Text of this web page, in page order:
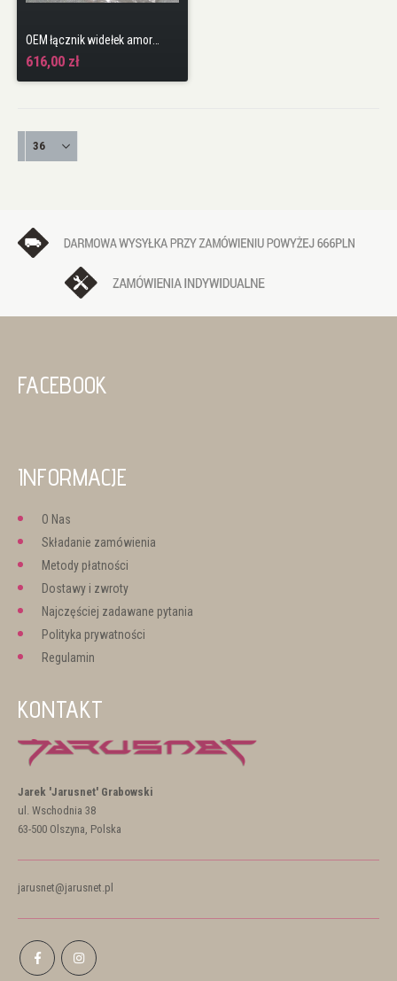
OEM łącznik widełek amortyzatora z wahaczem Civic 11gen 23-25 TypeR FL5
616,00 zł
FACEBOOK
INFORMACJE
O Nas
Składanie zamówienia
Metody płatności
Dostawy i zwroty
Najczęściej zadawane pytania
Polityka prywatności
Regulamin
KONTAKT
Jarek 'Jarusnet' Grabowski
ul. Wschodnia 38
63-500 Olszyna, Polska
jarusnet@jarusnet.pl